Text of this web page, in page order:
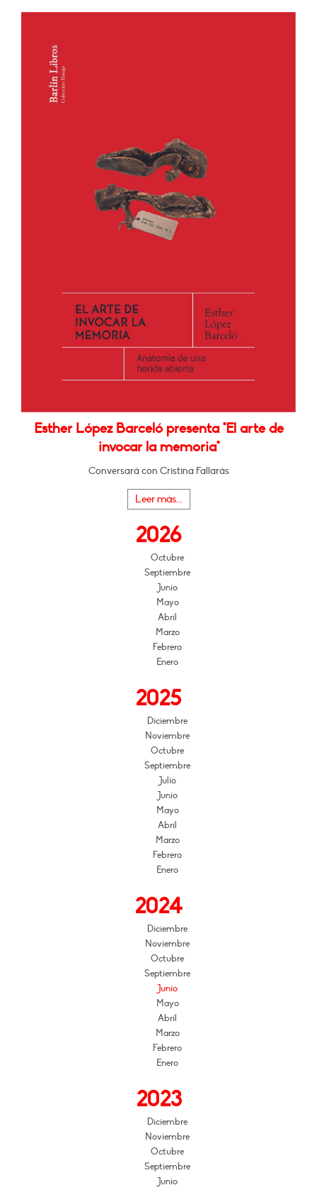
Esther López Barceló presenta "El arte de
invocar la memoria"
Conversará con Cristina Fallarás
Leer más...
2026
Octubre
Septiembre
Junio
Mayo
Abril
Marzo
Febrero
Enero
2025
Diciembre
Noviembre
Octubre
Septiembre
Julio
Junio
Mayo
Abril
Marzo
Febrero
Enero
2024
Diciembre
Noviembre
Octubre
Septiembre
Junio
Mayo
Abril
Marzo
Febrero
Enero
2023
Diciembre
Noviembre
Octubre
Septiembre
Junio